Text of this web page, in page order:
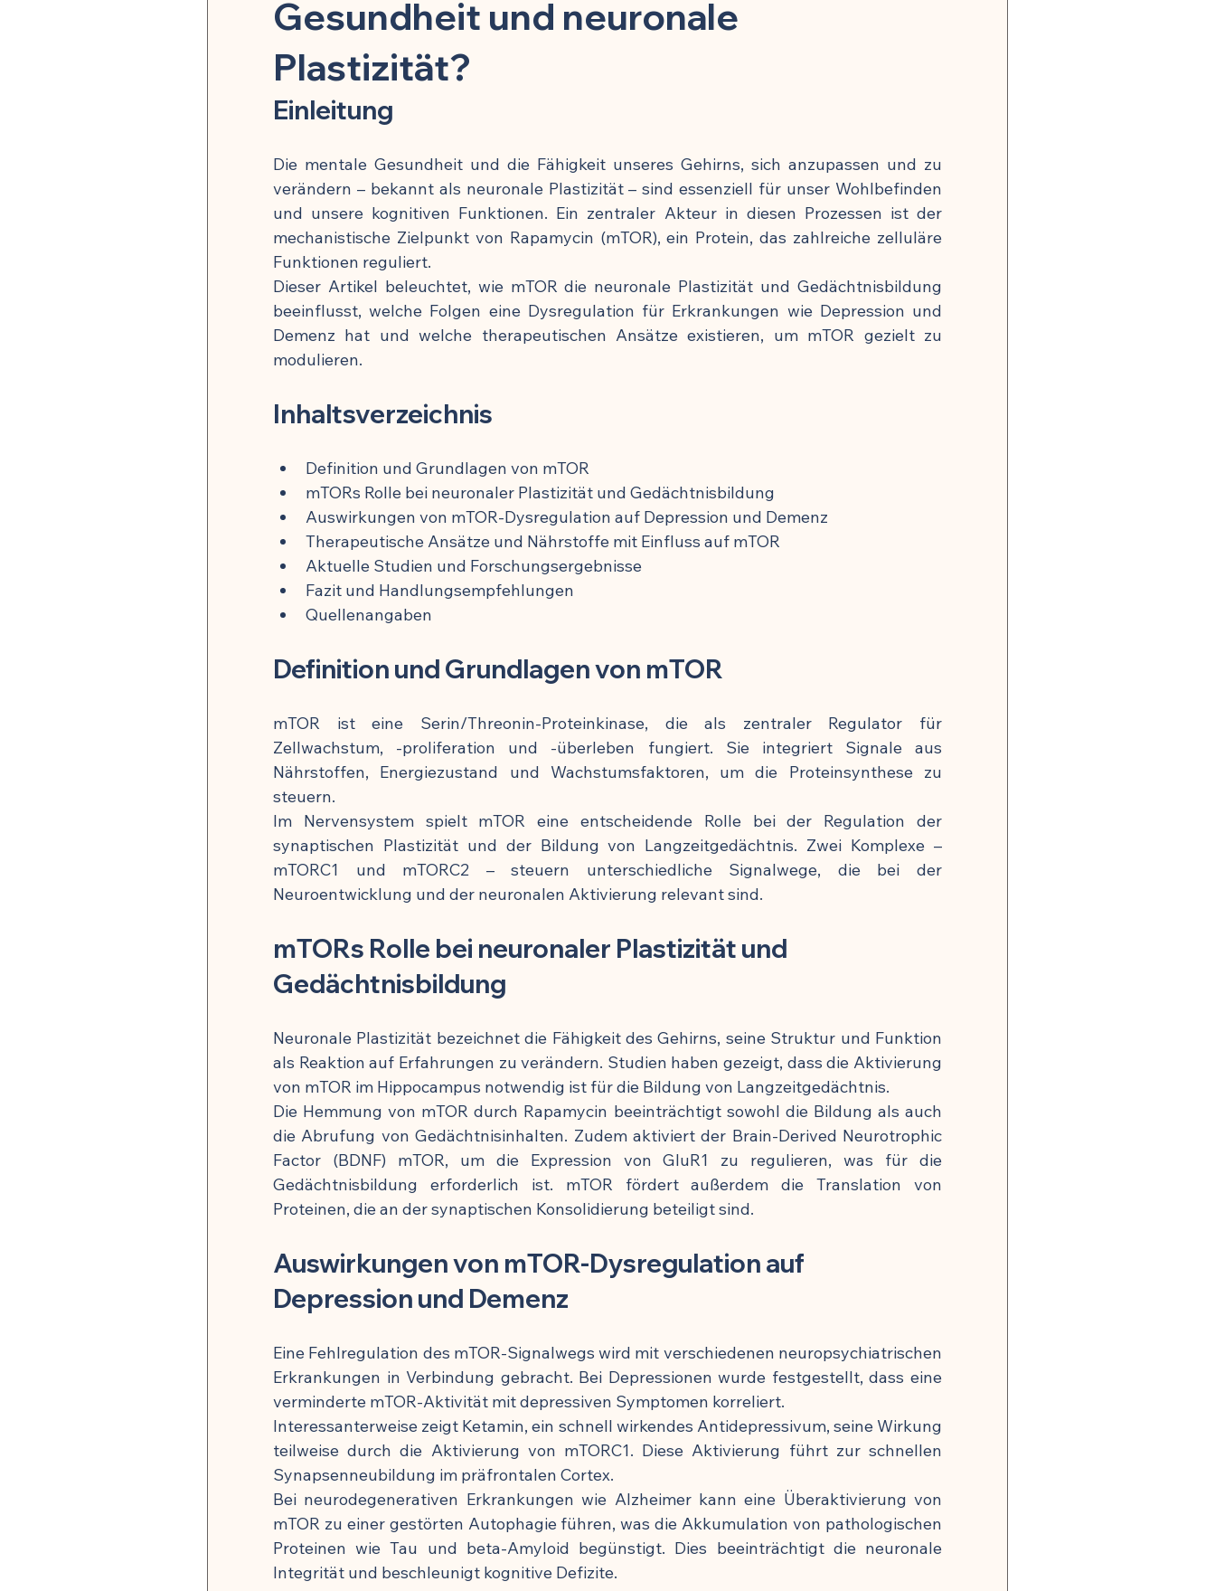
Mikrobiom & Parasiten Chronisch-entzündliche Erkrankungen
Stoffwechsel & Energie Krafttraining & Muskelaufbau Ernährung & Zellgesundheit
🍽️ Rezepte für Entzündungshemmung 🍽️ Rezepte für Muskelaufbau 🍽️ Rezepte für Hormonbalance
🍽️ Rezepte für Darmheilung
Gesundheit und neuronale
Plastizität?
Einleitung
Die mentale Gesundheit und die Fähigkeit unseres Gehirns, sich anzupassen und zu
verändern – bekannt als neuronale Plastizität – sind essenziell für unser Wohlbefinden
und unsere kognitiven Funktionen. Ein zentraler Akteur in diesen Prozessen ist der
mechanistische Zielpunkt von Rapamycin (mTOR), ein Protein, das zahlreiche zelluläre
Funktionen reguliert.
Dieser Artikel beleuchtet, wie mTOR die neuronale Plastizität und Gedächtnisbildung
beeinflusst, welche Folgen eine Dysregulation für Erkrankungen wie Depression und
Demenz hat und welche therapeutischen Ansätze existieren, um mTOR gezielt zu
modulieren.
Inhaltsverzeichnis
Definition und Grundlagen von mTOR
mTORs Rolle bei neuronaler Plastizität und Gedächtnisbildung
Auswirkungen von mTOR-Dysregulation auf Depression und Demenz
Therapeutische Ansätze und Nährstoffe mit Einfluss auf mTOR
Aktuelle Studien und Forschungsergebnisse
Fazit und Handlungsempfehlungen
Quellenangaben
Definition und Grundlagen von mTOR
mTOR ist eine Serin/Threonin-Proteinkinase, die als zentraler Regulator für
Zellwachstum, -proliferation und -überleben fungiert. Sie integriert Signale aus
Nährstoffen, Energiezustand und Wachstumsfaktoren, um die Proteinsynthese zu
steuern.
Im Nervensystem spielt mTOR eine entscheidende Rolle bei der Regulation der
synaptischen Plastizität und der Bildung von Langzeitgedächtnis. Zwei Komplexe –
mTORC1 und mTORC2 – steuern unterschiedliche Signalwege, die bei der
Neuroentwicklung und der neuronalen Aktivierung relevant sind.
mTORs Rolle bei neuronaler Plastizität und
Gedächtnisbildung
Neuronale Plastizität bezeichnet die Fähigkeit des Gehirns, seine Struktur und Funktion
als Reaktion auf Erfahrungen zu verändern. Studien haben gezeigt, dass die Aktivierung
von mTOR im Hippocampus notwendig ist für die Bildung von Langzeitgedächtnis.
Die Hemmung von mTOR durch Rapamycin beeinträchtigt sowohl die Bildung als auch
die Abrufung von Gedächtnisinhalten. Zudem aktiviert der Brain-Derived Neurotrophic
Factor (BDNF) mTOR, um die Expression von GluR1 zu regulieren, was für die
Gedächtnisbildung erforderlich ist. mTOR fördert außerdem die Translation von
Proteinen, die an der synaptischen Konsolidierung beteiligt sind.
Auswirkungen von mTOR-Dysregulation auf
Depression und Demenz
Eine Fehlregulation des mTOR-Signalwegs wird mit verschiedenen neuropsychiatrischen
Erkrankungen in Verbindung gebracht. Bei Depressionen wurde festgestellt, dass eine
verminderte mTOR-Aktivität mit depressiven Symptomen korreliert.
Interessanterweise zeigt Ketamin, ein schnell wirkendes Antidepressivum, seine Wirkung
teilweise durch die Aktivierung von mTORC1. Diese Aktivierung führt zur schnellen
Synapsenneubildung im präfrontalen Cortex.
Bei neurodegenerativen Erkrankungen wie Alzheimer kann eine Überaktivierung von
mTOR zu einer gestörten Autophagie führen, was die Akkumulation von pathologischen
Proteinen wie Tau und beta-Amyloid begünstigt. Dies beeinträchtigt die neuronale
Integrität und beschleunigt kognitive Defizite.